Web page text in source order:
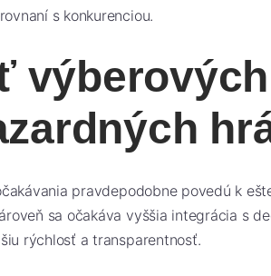
s konkurenciou.
pravdepodobne povedú k
sa očakáva vyššia integrácia s
rýchlosť a transparentnosť.